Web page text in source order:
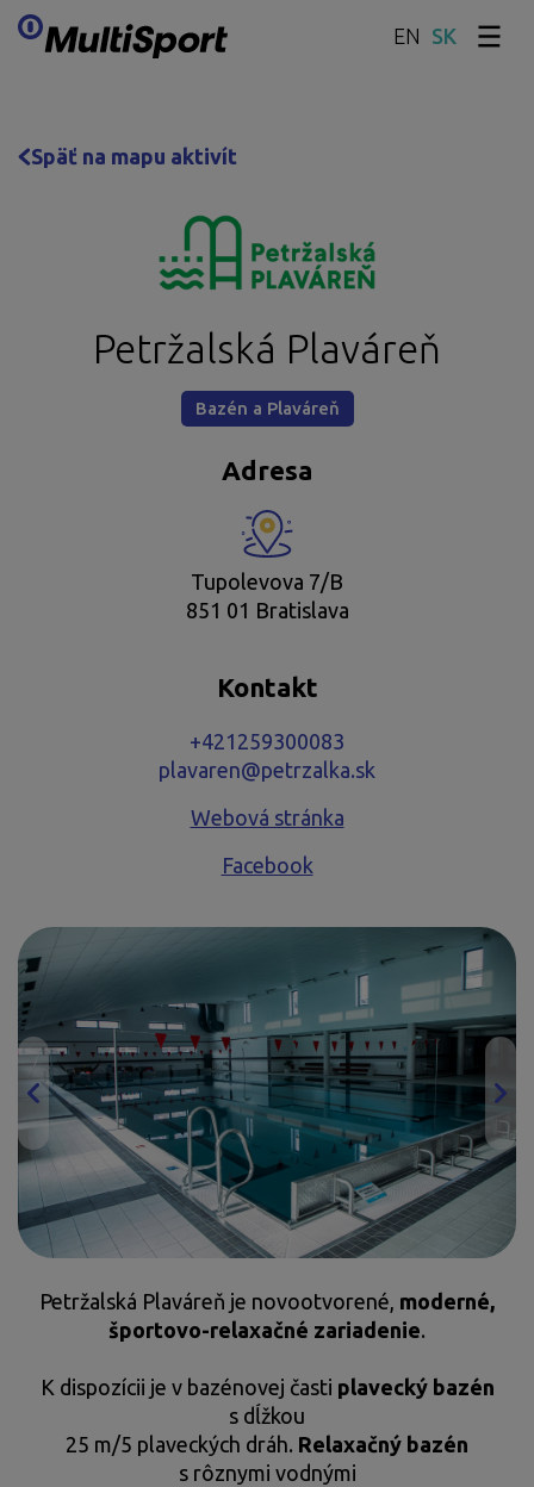
Preskočiť obsah
EN
Späť na mapu aktivít
Petržalská Plaváreň
Bazén a Plaváreň
Adresa
Tupolevova 7/B
851 01 Bratislava
Kontakt
+421259300083
plavaren@petrzalka.sk
Webová stránka
Facebook
Petržalská Plaváreň je novootvorené, moderné,
športovo-relaxačné zariadenie.
K dispozícii je v bazénovej časti plavecký bazén
s dĺžkou
25 m/5 plaveckých dráh. Relaxačný bazén
s rôznymi vodnými